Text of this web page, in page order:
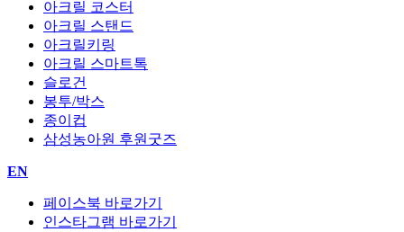
아크릴 코스터
아크릴 스탠드
아크릴키링
아크릴 스마트톡
슬로건
봉투/박스
종이컵
삼성농아원 후원굿즈
EN
페이스북 바로가기
인스타그램 바로가기